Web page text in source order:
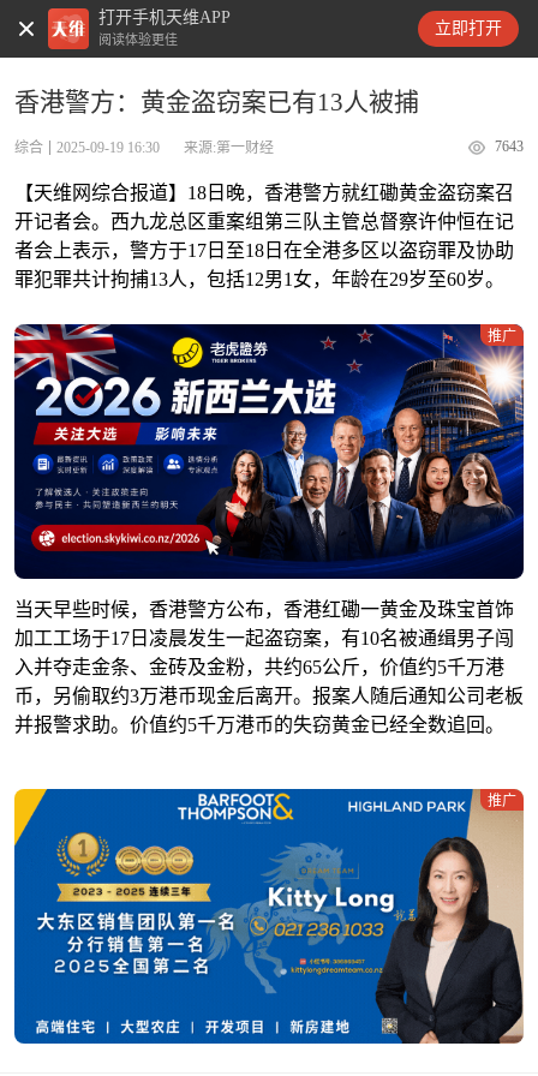
打开手机天维APP
阅读体验更佳
立即打开
天维新闻
香港警方：黄金盗窃案已有13人被捕
综合 2025-09-19 16:30 来源:第一财经 7643
【天维网综合报道】18日晚，香港警方就红磡黄金盗窃案召
开记者会。西九龙总区重案组第三队主管总督察许仲恒在记
者会上表示，警方于17日至18日在全港多区以盗窃罪及协助
罪犯罪共计拘捕13人，包括12男1女，年龄在29岁至60岁。
推广
当天早些时候，香港警方公布，香港红磡一黄金及珠宝首饰
加工工场于17日凌晨发生一起盗窃案，有10名被通缉男子闯
入并夺走金条、金砖及金粉，共约65公斤，价值约5千万港
币，另偷取约3万港币现金后离开。报案人随后通知公司老板
并报警求助。价值约5千万港币的失窃黄金已经全数追回。
推广